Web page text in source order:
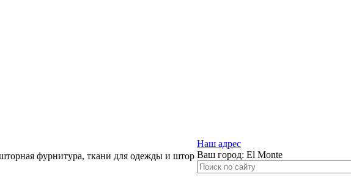
фурнитура, ткани для одежды и штор
Наш адрес
Ваш город: El Monte